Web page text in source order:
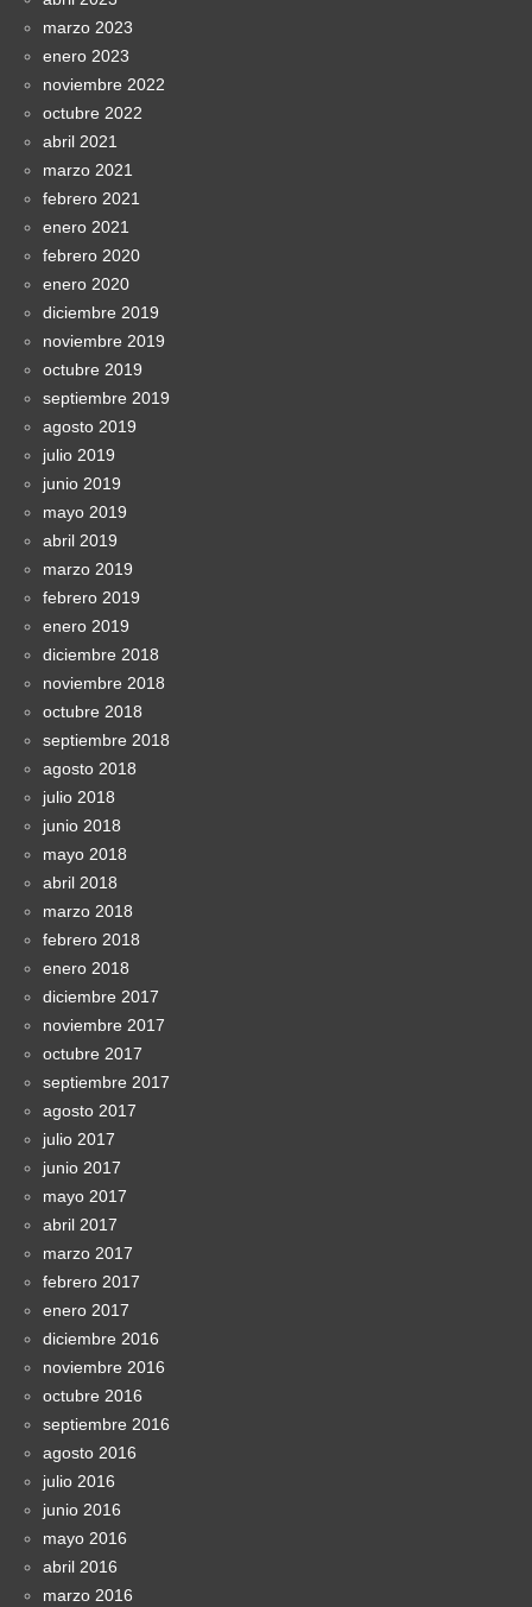
marzo 2023
enero 2023
noviembre 2022
octubre 2022
abril 2021
marzo 2021
febrero 2021
enero 2021
febrero 2020
enero 2020
diciembre 2019
noviembre 2019
octubre 2019
septiembre 2019
agosto 2019
julio 2019
junio 2019
mayo 2019
abril 2019
marzo 2019
febrero 2019
enero 2019
diciembre 2018
noviembre 2018
octubre 2018
septiembre 2018
agosto 2018
julio 2018
junio 2018
mayo 2018
abril 2018
marzo 2018
febrero 2018
enero 2018
diciembre 2017
noviembre 2017
octubre 2017
septiembre 2017
agosto 2017
julio 2017
junio 2017
mayo 2017
abril 2017
marzo 2017
febrero 2017
enero 2017
diciembre 2016
noviembre 2016
octubre 2016
septiembre 2016
agosto 2016
julio 2016
junio 2016
mayo 2016
abril 2016
marzo 2016